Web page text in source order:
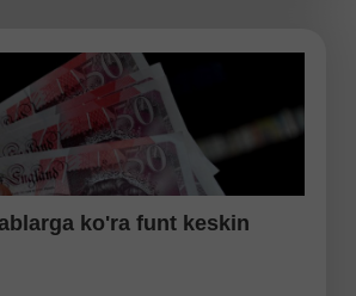
ko'ra funt keskin